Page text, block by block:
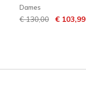
Dames
Prijs verlaagd van
€ 130,00naar
€ 103,99